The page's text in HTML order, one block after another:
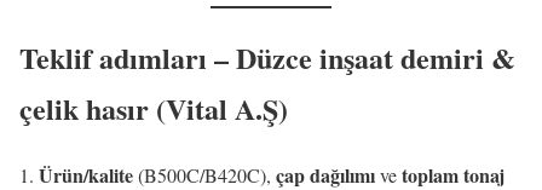
Teklif adımları – Düzce inşaat demiri &
çelik hasır (Vital A.Ş)
Ürün/kalite(B500C/B420C), çap dağılımıvetoplam tonaj